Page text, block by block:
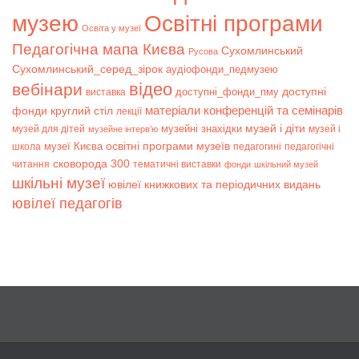
музею Освіта у музеї Освітні програми
Педагогічна мапа Києва Русова Сухомлинський
Сухомлинський_серед_зірок аудіофонди_педмузею
вебінари виставка відео доступні_фонди_пму доступні
фонди круглий стіл лекції матеріали конференцій та семінарів
музей для дітей музейне інтерв’ю музейні знахідки музей і діти музей і
школа музеї Києва освітні програми музеїв педагогині педагогічні
читання сковорода 300 тематичні виставки фонди шкільний музей
шкільні музеї ювілеї книжкових та періодичних видань
ювілеї педагогів